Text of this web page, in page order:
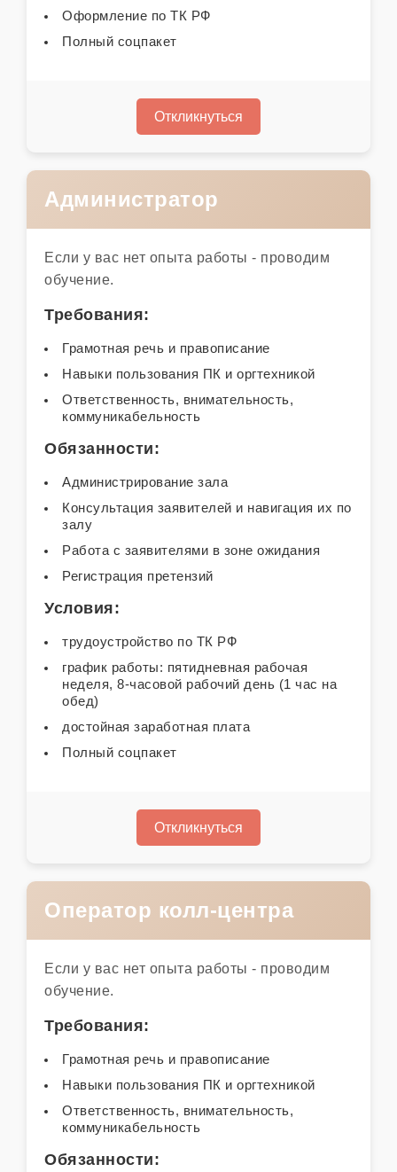
Оформление по ТК РФ
Полный соцпакет
Откликнуться
Администратор
Если у вас нет опыта работы - проводим
обучение.
Требования:
Грамотная речь и правописание
Навыки пользования ПК и оргтехникой
Ответственность, внимательность,
коммуникабельность
Обязанности:
Администрирование зала
Консультация заявителей и навигация их по
залу
Работа с заявителями в зоне ожидания
Регистрация претензий
Условия:
трудоустройство по ТК РФ
график работы: пятидневная рабочая
неделя, 8-часовой рабочий день (1 час на
обед)
достойная заработная плата
Полный соцпакет
Откликнуться
Оператор колл-центра
Если у вас нет опыта работы - проводим
обучение.
Требования:
Грамотная речь и правописание
Навыки пользования ПК и оргтехникой
Ответственность, внимательность,
коммуникабельность
Обязанности: